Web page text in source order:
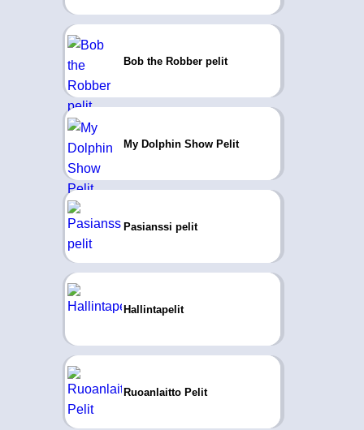
Bob the Robber pelit
My Dolphin Show Pelit
Pasianssi pelit
Hallintapelit
Ruoanlaitto Pelit